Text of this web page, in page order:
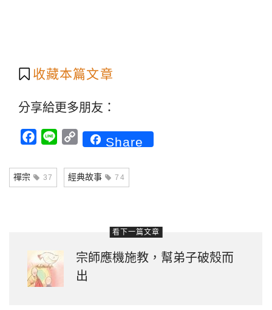
收藏本篇文章
分享給更多朋友：
Facebook
Line CopyShare
禪宗 37 經典故事 74
看下一篇文章
宗師應機施教，幫弟子破殼而
出